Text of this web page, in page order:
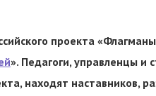
проекта
». Педагоги, управленцы и
находят наставников,